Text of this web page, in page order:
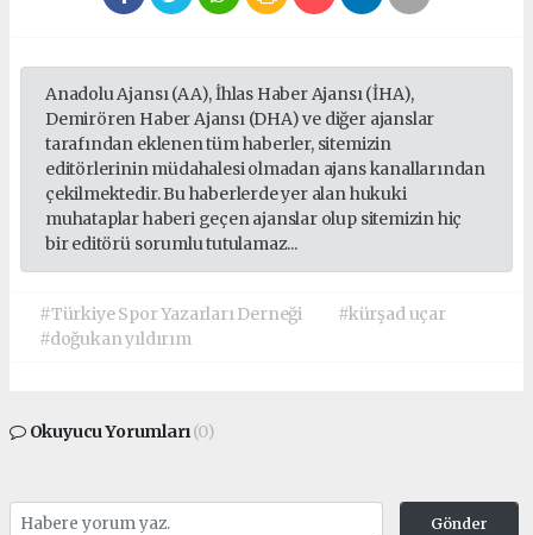
Anadolu Ajansı (AA), İhlas Haber Ajansı (İHA),
Demirören Haber Ajansı (DHA) ve diğer ajanslar
tarafından eklenen tüm haberler, sitemizin
editörlerinin müdahalesi olmadan ajans kanallarından
çekilmektedir. Bu haberlerde yer alan hukuki
muhataplar haberi geçen ajanslar olup sitemizin hiç
bir editörü sorumlu tutulamaz...
#Türkiye Spor Yazarları Derneği
#kürşad uçar
#doğukan yıldırım
Okuyucu Yorumları(0)
Gönder